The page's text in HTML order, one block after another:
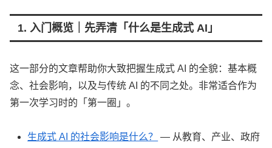
1. 入门概览｜先弄清「什么是生成式 AI」
这一部分的文章帮助你大致把握生成式 AI 的全貌：基本概
念、社会影响，以及与传统 AI 的不同之处。非常适合作为
第一次学习时的「第一圈」。
生成式 AI 的社会影响是什么？
— 从教育、产业、政府